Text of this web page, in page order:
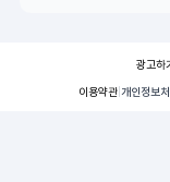
광고하
이용약관 개인정보